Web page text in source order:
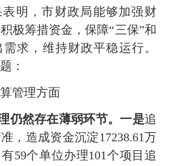
明，市财政局能够加强财
极筹措资金，保障“三保”和
求，维持财政平稳运行。
：
算管理方面
仍然存在薄弱环节。一是追
，造成资金沉淀17238.61万
59个单位办理101个项目追